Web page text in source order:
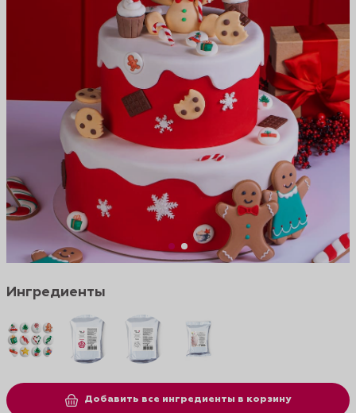
Ингредиенты
Добавить все ингредиенты в корзину